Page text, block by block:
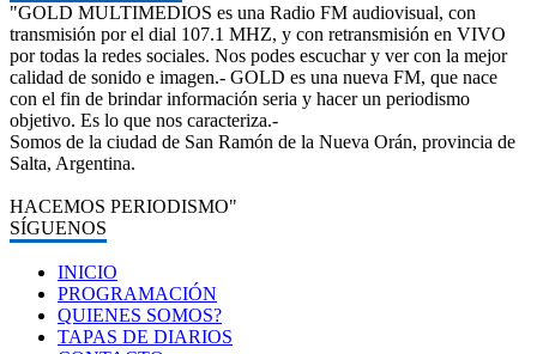
"GOLD MULTIMEDIOS es una Radio FM audiovisual, con
transmisión por el dial 107.1 MHZ, y con retransmisión en VIVO
por todas la redes sociales. Nos podes escuchar y ver con la mejor
calidad de sonido e imagen.- GOLD es una nueva FM, que nace
con el fin de brindar información seria y hacer un periodismo
objetivo. Es lo que nos caracteriza.-
Somos de la ciudad de San Ramón de la Nueva Orán, provincia de
Salta, Argentina.
HACEMOS PERIODISMO"
SÍGUENOS
INICIO
PROGRAMACIÓN
QUIENES SOMOS?
TAPAS DE DIARIOS